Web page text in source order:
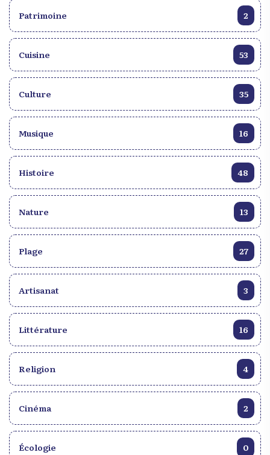
Patrimoine 2
Cuisine 53
Culture 35
Musique 16
Histoire 48
Nature 13
Plage 27
Artisanat 3
Littérature 16
Religion 4
Cinéma 2
Écologie 0